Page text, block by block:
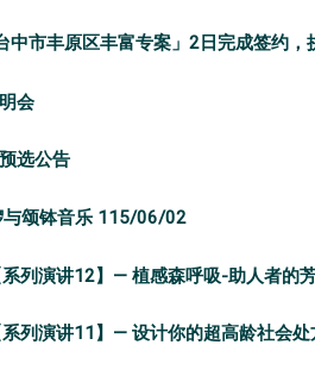
中市丰原区丰富专案」2日完成签约
会​​​​
选公告
颂钵音乐 115/06/02
列演讲12】— 植感森呼吸-助人者的
列演讲11】— 设计你的超高龄社会处